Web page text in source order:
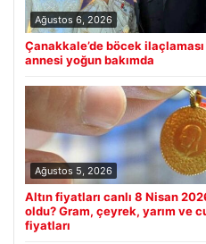
Ağustos 6, 2026
Çanakkale’de böcek
annesi yoğun bakımda
Ağustos 5, 2026
Altın fiyatları canlı 8 Nisan
oldu? Gram, çeyrek, yarım ve
fiyatları